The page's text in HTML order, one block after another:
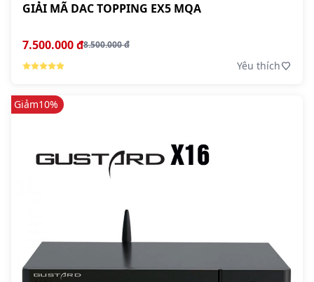
GIẢI MÃ DAC TOPPING EX5 MQA
7.500.000 đ8.500.000 đ
Yêu thích
Giảm10%